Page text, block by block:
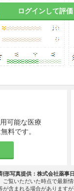
傷面又は炎症部
に反復使用した
ので注意すること。
使用するときは
あり、爆発の危険
すること。
ログインして評
可能な医療
料です。
形写真提供：株式会社薬事
覧いただいた時点で最新
含まれる場合があります